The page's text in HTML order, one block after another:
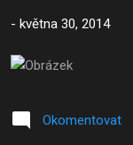
- května 30, 2014
Okomentovat